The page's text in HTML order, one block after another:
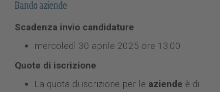
Bando aziende
Scadenza invio candidature
mercoledì 30 aprile 2025 ore 13:00
Quote di iscrizione
La quota di iscrizione per le aziende è di